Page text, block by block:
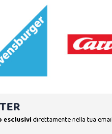
esclusividirettamente nella tua